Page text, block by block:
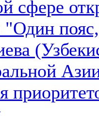
сфере